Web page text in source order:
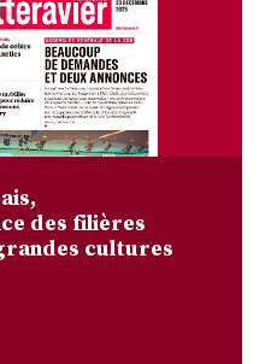
des filières
cultures